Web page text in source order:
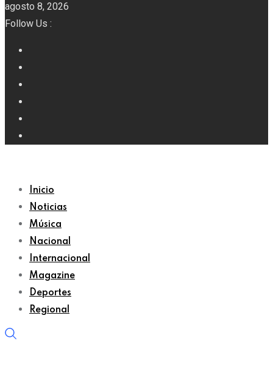
agosto 8, 2026
Follow Us :
Inicio
Noticias
Música
Nacional
Internacional
Magazine
Deportes
Regional